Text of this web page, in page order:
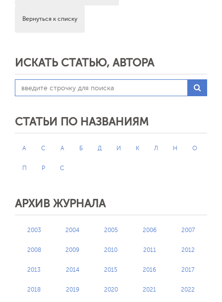
Вернуться к списку
ИСКАТЬ СТАТЬЮ, АВТОРА
СТАТЬИ ПО НАЗВАНИЯМ
A C А Б Д И К Л Н О
П Р С
АРХИВ ЖУРНАЛА
2003 2004 2005 2006 2007
2008 2009 2010 2011 2012
2013 2014 2015 2016 2017
2018 2019 2020 2021 2022